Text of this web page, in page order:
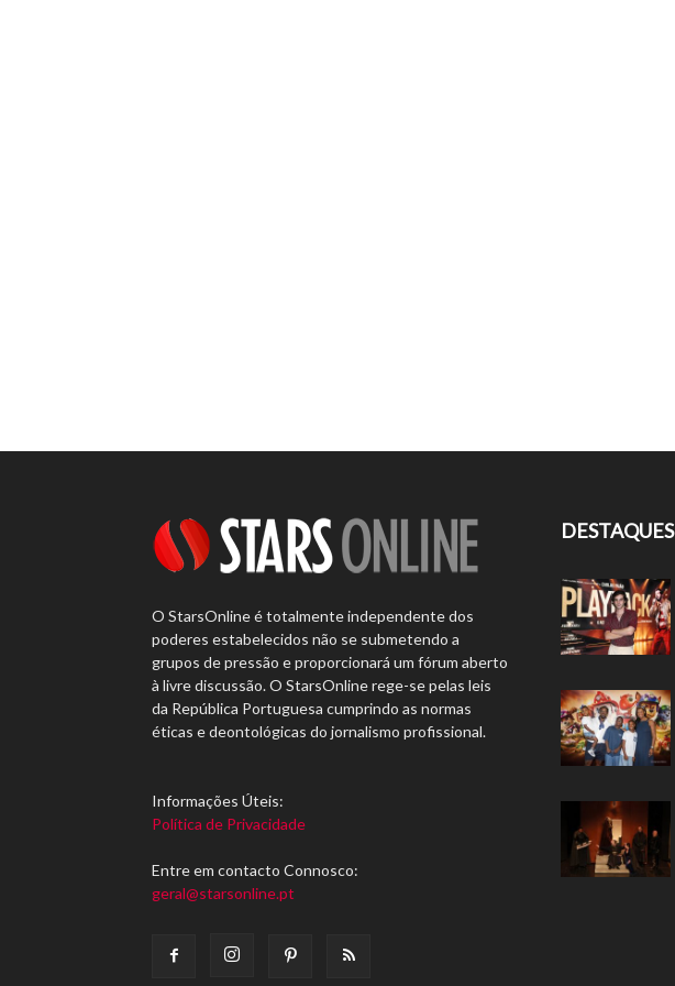
O StarsOnline é totalmente independente dos
poderes estabelecidos não se submetendo a
grupos de pressão e proporcionará um fórum aberto
à livre discussão. O StarsOnline rege-se pelas leis
da República Portuguesa cumprindo as normas
éticas e deontológicas do jornalismo profissional.
Informações Úteis:
Política de Privacidade
Entre em contacto Connosco:
geral@starsonline.pt
DESTAQUES